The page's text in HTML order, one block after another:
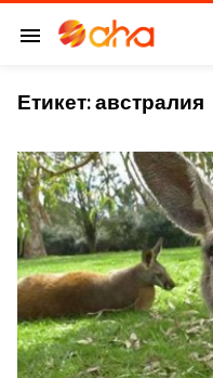
menu
Етикет:австралия